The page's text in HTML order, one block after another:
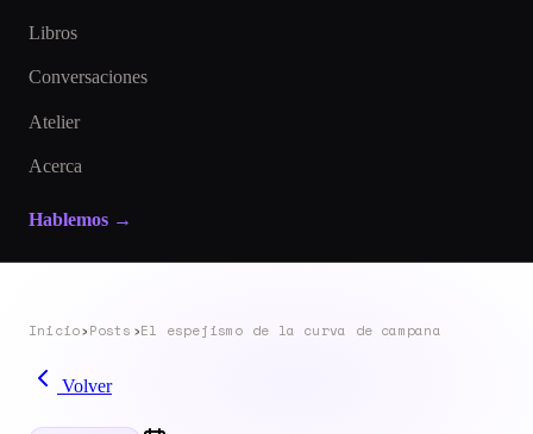
Libros
Conversaciones
Atelier
Acerca
Hablemos →
Inicio›Posts ›El espejismo de la curva de campana
Volver